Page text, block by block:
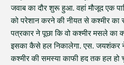
जवाब का दौर शुरू हुआ. वहां मौजूद एक
को परेशान करने की नीयत से कश्मीर का
पत्रकार ने पूछा कि वो कश्मीर मसले का
इसका कैसे हल निकालेगा. एस. जयशंकर ने
कश्मीर की समस्या काफी हद तक हल हो